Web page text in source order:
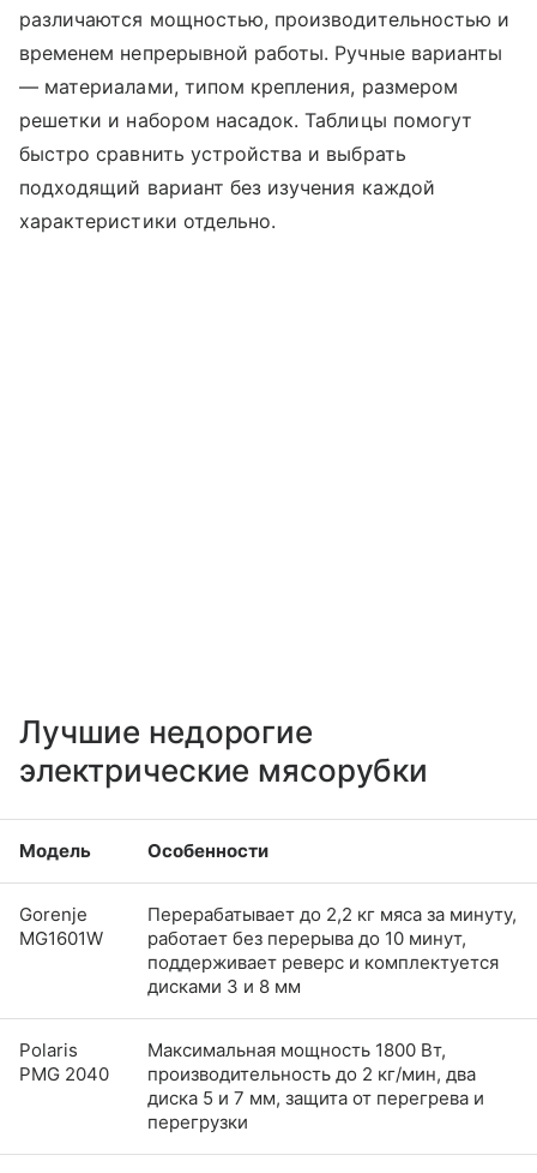
различаются мощностью, производительностью и
временем непрерывной работы. Ручные варианты
— материалами, типом крепления, размером
решетки и набором насадок. Таблицы помогут
быстро сравнить устройства и выбрать
подходящий вариант без изучения каждой
характеристики отдельно.
Лучшие недорогие
электрические мясорубки
Модель Особенности
Gorenje
MG1601W
Перерабатывает до 2,2 кг мяса за минуту,
работает без перерыва до 10 минут,
поддерживает реверс и комплектуется
дисками 3 и 8 мм
Polaris
PMG 2040
Максимальная мощность 1800 Вт,
производительность до 2 кг/мин, два
диска 5 и 7 мм, защита от перегрева и
перегрузки